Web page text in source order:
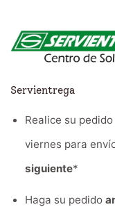
Servientrega
Realice su pedido
viernes para
siguiente*
Haga su pedido